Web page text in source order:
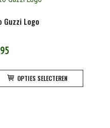
Guzzi Logo
OPTIES SELECTEREN